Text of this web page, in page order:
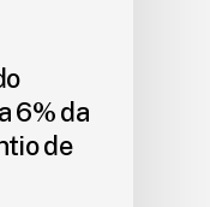
6% da
de